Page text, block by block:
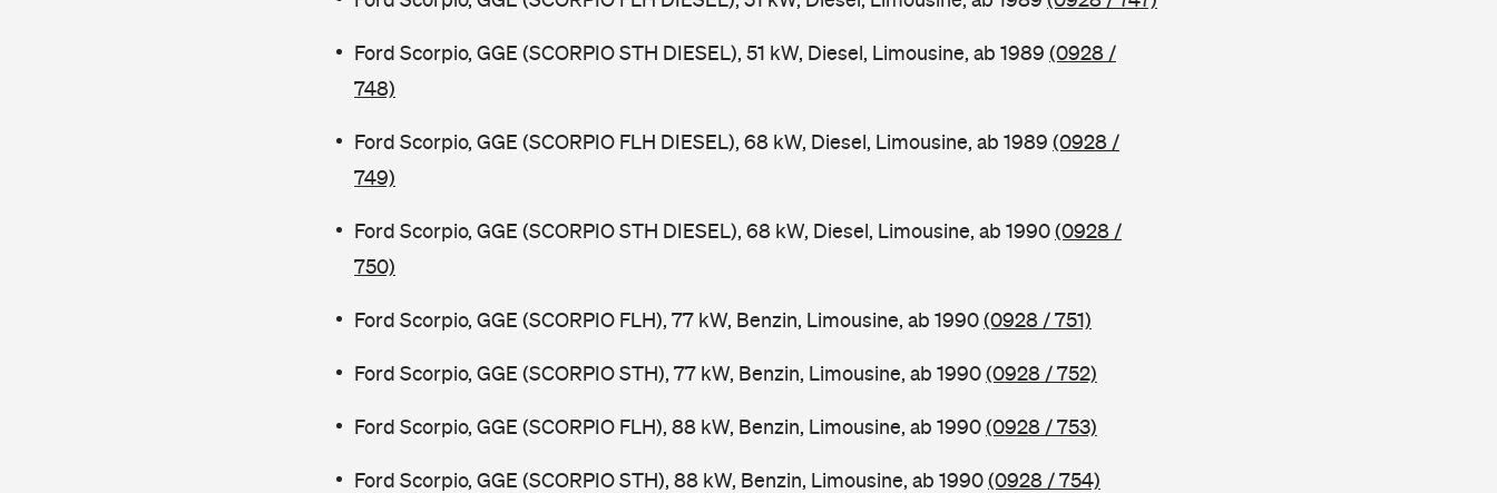
Ford Scorpio, GGE (SCORPIO STH DIESEL), 51 kW, Diesel, Limousine, ab 1989 (0928 /
748)
Ford Scorpio, GGE (SCORPIO FLH DIESEL), 68 kW, Diesel, Limousine, ab 1989 (0928 /
749)
Ford Scorpio, GGE (SCORPIO STH DIESEL), 68 kW, Diesel, Limousine, ab 1990(0928 /
750)
Ford Scorpio, GGE (SCORPIO FLH), 77 kW, Benzin, Limousine, ab 1990(0928 / 751)
Ford Scorpio, GGE (SCORPIO STH), 77 kW, Benzin, Limousine, ab 1990(0928 / 752)
Ford Scorpio, GGE (SCORPIO FLH), 88 kW, Benzin, Limousine, ab 1990(0928 / 753)
Ford Scorpio, GGE (SCORPIO STH), 88 kW, Benzin, Limousine, ab 1990(0928 / 754)